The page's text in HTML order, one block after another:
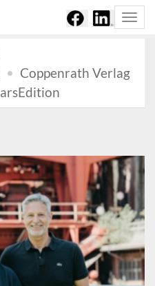
Coppenrath Verlag
arsEdition